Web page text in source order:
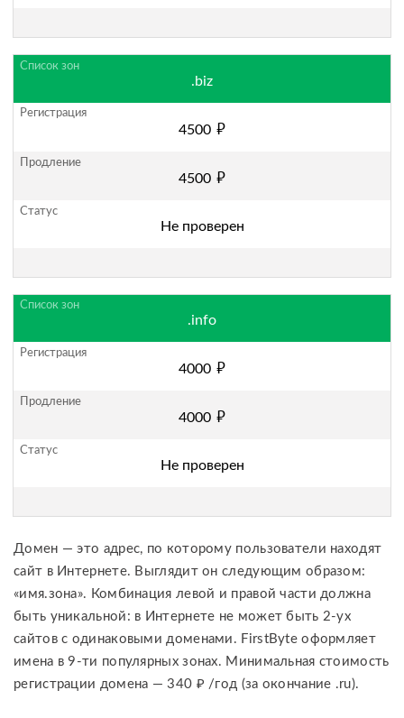
.biz
4500 руб.
4500 руб.
Не проверен
.info
4000 руб.
4000 руб.
Не проверен
Домен — это адрес, по которому пользователи находят
сайт в Интернете. Выглядит он следующим образом:
«имя.зона». Комбинация левой и правой части должна
быть уникальной: в Интернете не может быть 2-ух
сайтов с одинаковыми доменами. FirstByte оформляет
имена в 9-ти популярных зонах. Минимальная стоимость
регистрации домена — 340 ₽ /год (за окончание .ru).